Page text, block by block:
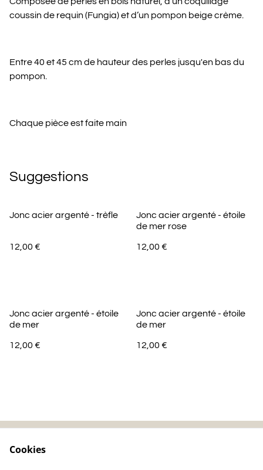
coussin de requin (Fungia) et d’un pompon beige crème.
Entre 40 et 45 cm de hauteur des perles jusqu'en bas du
pompon.
Chaque pièce est faite main
Suggestions
Jonc acier argenté - trèfle
12,00 €
Jonc acier argenté - étoile
de mer rose
12,00 €
Jonc acier argenté - étoile
de mer
12,00 €
Jonc acier argenté - étoile
de mer
12,00 €
Cookies